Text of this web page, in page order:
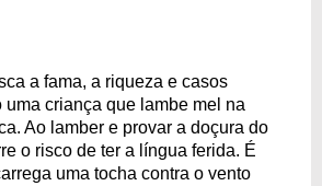
a fama, a riqueza e casos
uma criança que lambe mel na
Ao lamber e provar a doçura do
o risco de ter a língua ferida. É
uma tocha contra o vento